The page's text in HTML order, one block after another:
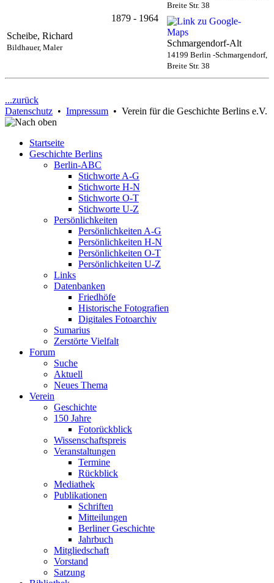
Breite Str. 38
Scheibe, Richard
Bildhauer, Maler
1879 - 1964
Schmargendorf-Alt
14199 Berlin -Schmargendorf,
Breite Str. 38
...zurück
Datenschutz • Impressum • Verein für die Geschichte Berlins e.V.
Startseite
Geschichte Berlins
Berlin-ABC
Stichworte A-G
Stichworte H-N
Stichworte O-T
Stichworte U-Z
Persönlichkeiten
Persönlichkeiten A-G
Persönlichkeiten H-N
Persönlichkeiten O-T
Persönlichkeiten U-Z
Links
Datenbanken
Friedhöfe
Historische Fotografien
Digitales Fotoarchiv
Sumarius
Zerstörte Vielfalt
Forum
Suche
Aktuell
Neues Thema
Verein
Geschichte
150 Jahre
Fotorückblick
Wissenschaftspreis
Veranstaltungen
Termine
Rückblick
Mediathek
Publikationen
Schriften
Mitteilungen
Berliner Geschichte
Jahrbuch
Mitgliedschaft
Vorstand
Satzung